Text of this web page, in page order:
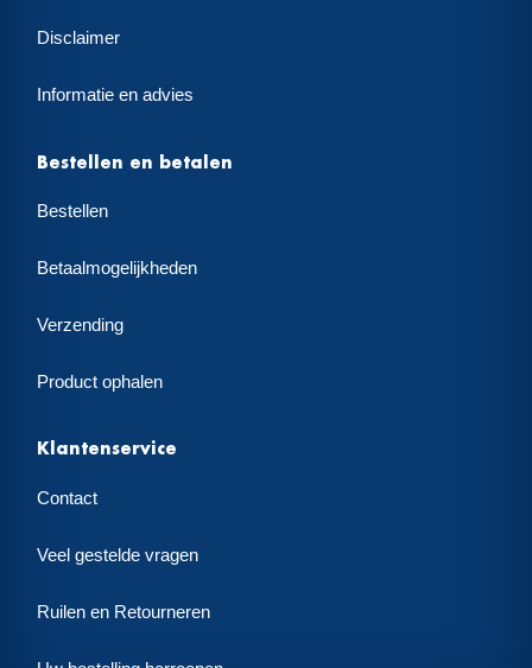
Disclaimer
Informatie en advies
Bestellen en betalen
Bestellen
Betaalmogelijkheden
Verzending
Product ophalen
Klantenservice
Contact
Veel gestelde vragen
Ruilen en Retourneren